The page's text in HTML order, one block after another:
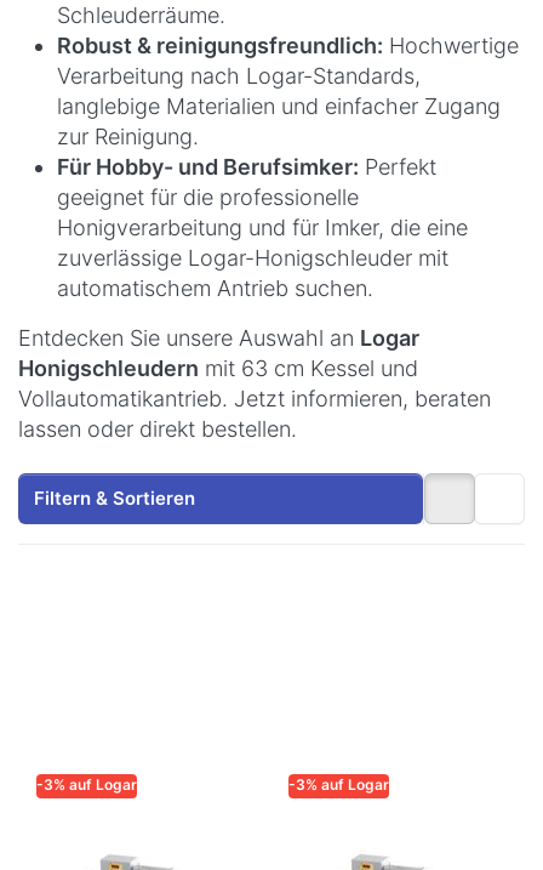
Schleuderräume.
Robust & reinigungsfreundlich: Hochwertige
Verarbeitung nach Logar-Standards,
langlebige Materialien und einfacher Zugang
zur Reinigung.
Für Hobby- und Berufsimker: Perfekt
geeignet für die professionelle
Honigverarbeitung und für Imker, die eine
zuverlässige Logar-Honigschleuder mit
automatischem Antrieb suchen.
Entdecken Sie unsere Auswahl an Logar
Honigschleudern mit 63 cm Kessel und
Vollautomatikantrieb. Jetzt informieren, beraten
lassen oder direkt bestellen.
Filtern & Sortieren
-3% auf Logar -3% auf Logar